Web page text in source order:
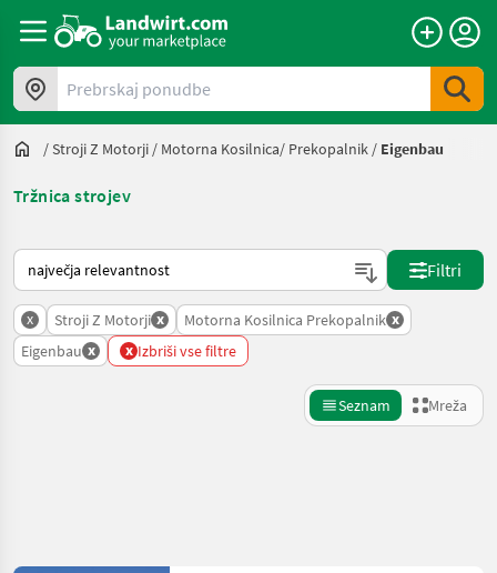
Prebrskaj ponudbe
/Stroji Z Motorji / Motorna Kosilnica/ Prekopalnik / Eigenbau
Tržnica strojev
Tako je razvrščeno na Landwirt.com
Filtri
x Stroji Z Motorji x Motorna Kosilnica Prekopalnik x
Eigenbau x x Izbriši vse filtre
Seznam Mreža